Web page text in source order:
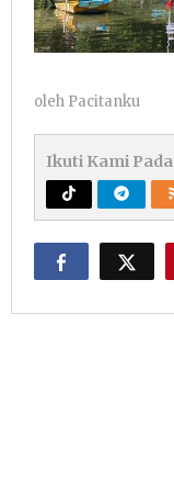
oleh Pacitanku
Ikuti Kami Pada